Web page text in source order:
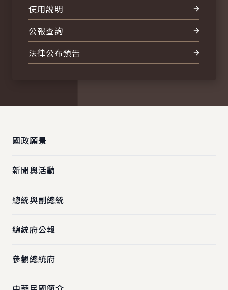
使用說明
公報查詢
法律公布預告
國政願景
新聞與活動
總統與副總統
總統府公報
參觀總統府